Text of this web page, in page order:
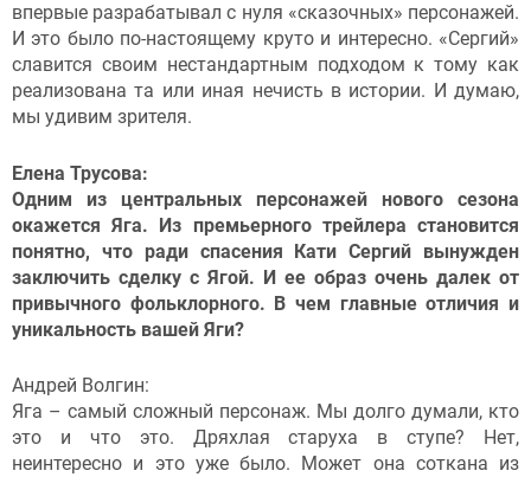
впервые разрабатывал с нуля «сказочных» персонажей.
И это было по-настоящему круто и интересно. «Сергий»
славится своим нестандартным подходом к тому как
реализована та или иная нечисть в истории. И думаю,
мы удивим зрителя.
Елена Трусова:
Одним из центральных персонажей нового сезона
окажется Яга. Из премьерного трейлера становится
понятно, что ради спасения Кати Сергий вынужден
заключить сделку с Ягой. И ее образ очень далек от
привычного фольклорного. В чем главные отличия и
уникальность вашей Яги?
Андрей Волгин:
Яга – самый сложный персонаж. Мы долго думали, кто
это и что это. Дряхлая старуха в ступе? Нет,
неинтересно и это уже было. Может она соткана из